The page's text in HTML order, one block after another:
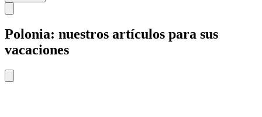
Polonia: nuestros artículos para sus
vacaciones